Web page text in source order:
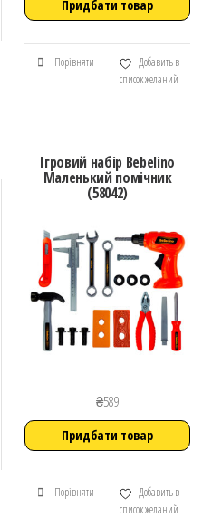
Придбати товар
Порівняти
Добавить в
список желаний
Ігровий набір Bebelino
Маленький помічник
(58042)
₴589
Придбати товар
Порівняти
Добавить в
список желаний